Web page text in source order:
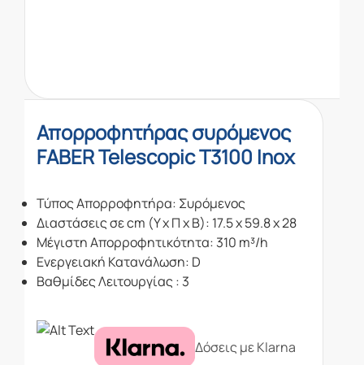
Απορροφητήρας συρόμενος
FABER Telescopic T3100 Inox
Τύπος Απορροφητήρα: Συρόμενος
Διαστάσεις σε cm (Υ x Π x Β): 17.5 x 59.8 x 28
Μέγιστη Απορροφητικότητα: 310 m³/h
Ενεργειακή Κατανάλωση: D
Βαθμίδες Λειτουργίας : 3
Δόσεις με Klarna